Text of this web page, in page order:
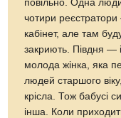
повільно. Одна
чотири
кабінет, але там
закриють. Півдня —
молода жінка, яка
людей старшого
крісла. Тож бабусі
інша. Коли